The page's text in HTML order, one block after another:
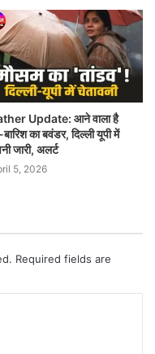
Update: आने वाला है
का बवंडर, दिल्ली यूपी में
जारी, अलर्ट
5, 2026
Required fields are